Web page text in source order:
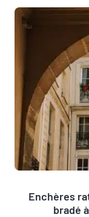
Enchères
bradé